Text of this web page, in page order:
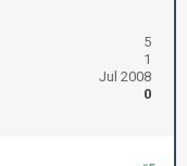
5
1
Jul 2008
0